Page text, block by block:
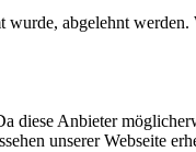
abgelehnt
Anbieter
unserer Webseite